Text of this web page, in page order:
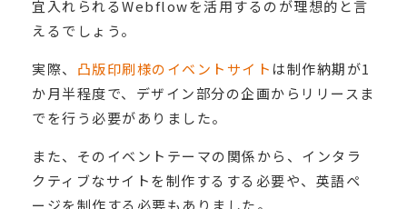
宜入れられるWebflowを活用するのが理想的と言
えるでしょう。
実際、 凸版印刷様のイベントサイト は制作納期が1
か月半程度で、デザイン部分の企画からリリースま
でを行う必要がありました。
また、そのイベントテーマの関係から、インタラ
クティブなサイトを制作するする必要や、英語ペ
ージを制作する必要もありました。